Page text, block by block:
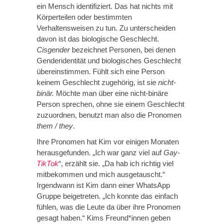
ein Mensch identifiziert. Das hat nichts mit
Körperteilen oder bestimmten
Verhaltensweisen zu tun. Zu unterscheiden
davon ist das biologische Geschlecht.
Cisgenderbezeichnet Personen, bei denen
Genderidentität und biologisches Geschlecht
übereinstimmen. Fühlt sich eine Person
keinem Geschlecht zugehörig, ist sie nicht-
binär. Möchte man über eine nicht-binäre
Person sprechen, ohne sie einem Geschlecht
zuzuordnen, benutzt man also die Pronomen
them / they.
Ihre Pronomen hat Kim vor einigen Monaten
herausgefunden. „Ich war ganz viel aufGay-
TikTok“, erzählt sie. „Da hab ich richtig viel
mitbekommen und mich ausgetauscht.“
Irgendwann ist Kim dann einer WhatsApp
Gruppe beigetreten. „Ich konnte das einfach
fühlen, was die Leute da über ihre Pronomen
gesagt haben.“ Kims Freund*innen geben